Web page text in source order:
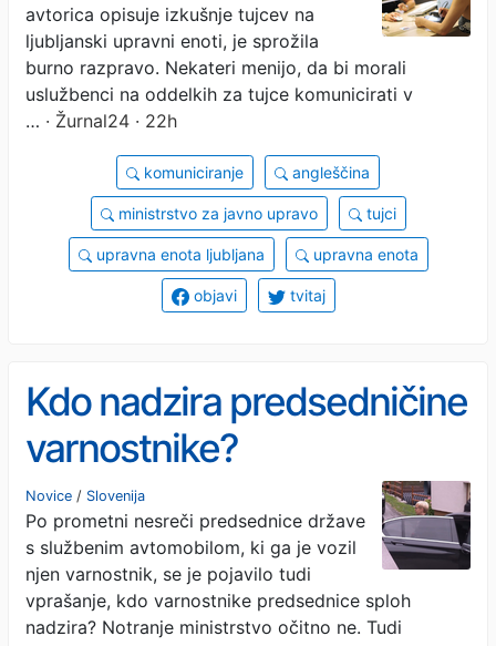
avtorica opisuje izkušnje tujcev na
ljubljanski upravni enoti, je sprožila
burno razpravo. Nekateri menijo, da bi morali
uslužbenci na oddelkih za tujce komunicirati v
… · Žurnal24 · 22h
komuniciranje angleščina
ministrstvo za javno upravo tujci
upravna enota ljubljana upravna enota
objavi tvitaj
Kdo nadzira predsedničine
varnostnike?
Novice / Slovenija
Po prometni nesreči predsednice države
s službenim avtomobilom, ki ga je vozil
njen varnostnik, se je pojavilo tudi
vprašanje, kdo varnostnike predsednice sploh
nadzira? Notranje ministrstvo očitno ne. Tudi